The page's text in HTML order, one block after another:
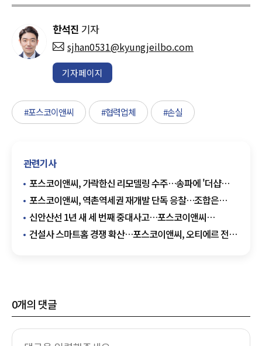
한석진 기자
sjhan0531@kyungjeilbo.com
기자페이지
#포스코이앤씨 #협력업체 #손실
관련기사
포스코이앤씨, 가락한신 리모델링 수주…송파에 '더샵
송파크로제' 제안
포스코이앤씨, 역촌역세권 재개발 단독 응찰…조합은
재입찰 공고
신안산선 1년 새 세 번째 중대사고…포스코이앤씨
안전관리 도마
건설사 스마트홈 경쟁 확산…포스코이앤씨, 오티에르 전용
0개의 댓글